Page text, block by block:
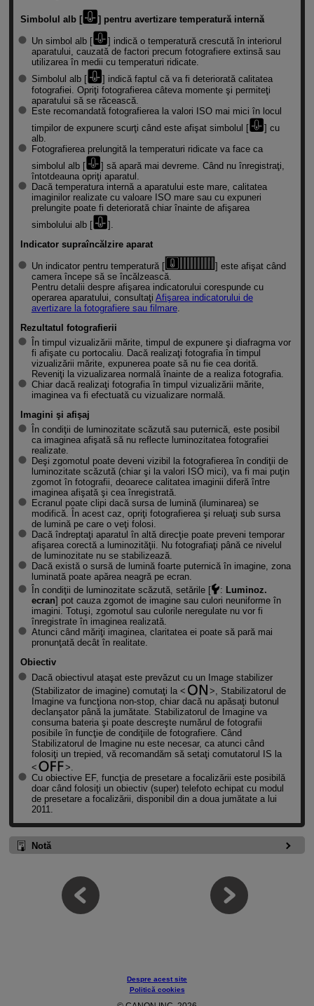
Simbolul alb [ ] pentru avertizare temperatură internă
Un simbol alb [
] indică o temperatură crescută în interiorul
aparatului, cauzată de factori precum fotografiere extinsă sau
utilizarea în medii cu temperaturi ridicate.
Simbolul alb [
] indică faptul că va fi deteriorată calitatea
fotografiei. Opriţi fotografierea câteva momente şi permiteţi
aparatului să se răcească.
Este recomandată fotografierea la valori ISO mai mici în locul
timpilor de expunere scurţi când este afişat simbolul [
] cu
alb.
Fotografierea prelungită la temperaturi ridicate va face ca
simbolul alb [
] să apară mai devreme. Când nu înregistraţi,
întotdeauna opriţi aparatul.
Dacă temperatura internă a aparatului este mare, calitatea
imaginilor realizate cu valoare ISO mare sau cu expuneri
prelungite poate fi deteriorată chiar înainte de afişarea
simbolului alb [
].
Indicator supraîncălzire aparat
Un indicator pentru temperatură [
] este afişat când
camera începe să se încălzească.
Pentru detalii despre afişarea indicatorului corespunde cu
operarea aparatului, consultaţi Afişarea indicatorului de
avertizare la fotografiere sau filmare.
Rezultatul fotografierii
În timpul vizualizării mărite, timpul de expunere şi diafragma vor
fi afişate cu portocaliu. Dacă realizaţi fotografia în timpul
vizualizării mărite, expunerea poate să nu fie cea dorită.
Reveniţi la vizualizarea normală înainte de a realiza fotografia.
Chiar dacă realizaţi fotografia în timpul vizualizării mărite,
imaginea va fi efectuată cu vizualizare normală.
Imagini şi afişaj
În condiţii de luminozitate scăzută sau puternică, este posibil
ca imaginea afişată să nu reflecte luminozitatea fotografiei
realizate.
Deşi zgomotul poate deveni vizibil la fotografierea în condiţii de
luminozitate scăzută (chiar şi la valori ISO mici), va fi mai puţin
zgomot în fotografii, deoarece calitatea imaginii diferă între
imaginea afişată şi cea înregistrată.
Ecranul poate clipi dacă sursa de lumină (iluminarea) se
modifică. În acest caz, opriţi fotografierea şi reluaţi sub sursa
de lumină pe care o veţi folosi.
Dacă îndreptaţi aparatul în altă direcţie poate preveni temporar
afişarea corectă a luminozităţii. Nu fotografiaţi până ce nivelul
de luminozitate nu se stabilizează.
Dacă există o sursă de lumină foarte puternică în imagine, zona
luminată poate apărea neagră pe ecran.
În condiţii de luminozitate scăzută, setările [
: Luminoz.
ecran] pot cauza zgomot de imagine sau culori neuniforme în
imagini. Totuşi, zgomotul sau culorile neregulate nu vor fi
înregistrate în imaginea realizată.
Atunci când măriţi imaginea, claritatea ei poate să pară mai
pronunţată decât în realitate.
Obiectiv
Dacă obiectivul ataşat este prevăzut cu un Image stabilizer
(Stabilizator de imagine) comutaţi la
, Stabilizatorul de
Imagine va funcţiona non-stop, chiar dacă nu apăsaţi butonul
declanşator până la jumătate. Stabilizatorul de Imagine va
consuma bateria şi poate descreşte numărul de fotografii
posibile în funcţie de condiţiile de fotografiere. Când
Stabilizatorul de Imagine nu este necesar, ca atunci când
folosiţi un trepied, vă recomandăm să setaţi comutatorul IS la
Cu obiective EF, funcţia de presetare a focalizării este posibilă
doar când folosiţi un obiectiv (super) telefoto echipat cu modul
de presetare a focalizării, disponibil din a doua jumătate a lui
2011.
Notă
Despre acest site
Politică cookies